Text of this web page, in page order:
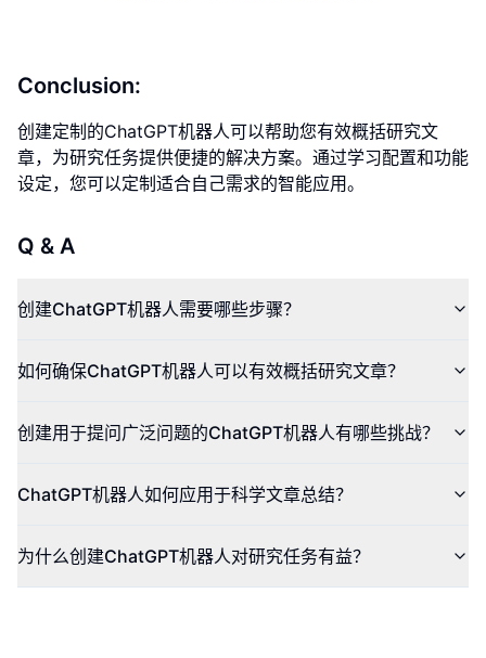
Conclusion:
创建定制的ChatGPT机器人可以帮助您有效概括研究文
章，为研究任务提供便捷的解决方案。通过学习配置和功能
设定，您可以定制适合自己需求的智能应用。
Q & A
创建ChatGPT机器人需要哪些步骤？
如何确保ChatGPT机器人可以有效概括研究文章？
创建用于提问广泛问题的ChatGPT机器人有哪些挑战？
ChatGPT机器人如何应用于科学文章总结？
为什么创建ChatGPT机器人对研究任务有益？